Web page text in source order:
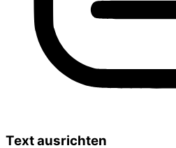
Text ausrichten